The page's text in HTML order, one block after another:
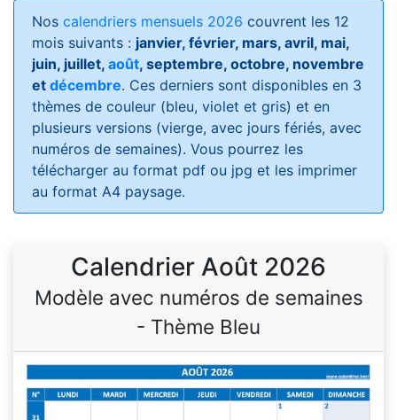
Nos calendriers mensuels 2026 couvrent les 12
mois suivants : janvier, février, mars, avril, mai,
juin, juillet, août, septembre, octobre, novembre
et décembre. Ces derniers sont disponibles en 3
thèmes de couleur (bleu, violet et gris) et en
plusieurs versions (vierge, avec jours fériés, avec
numéros de semaines). Vous pourrez les
télécharger au format pdf ou jpg et les imprimer
au format A4 paysage.
Calendrier Août 2026
Modèle avec numéros de semaines
- Thème Bleu